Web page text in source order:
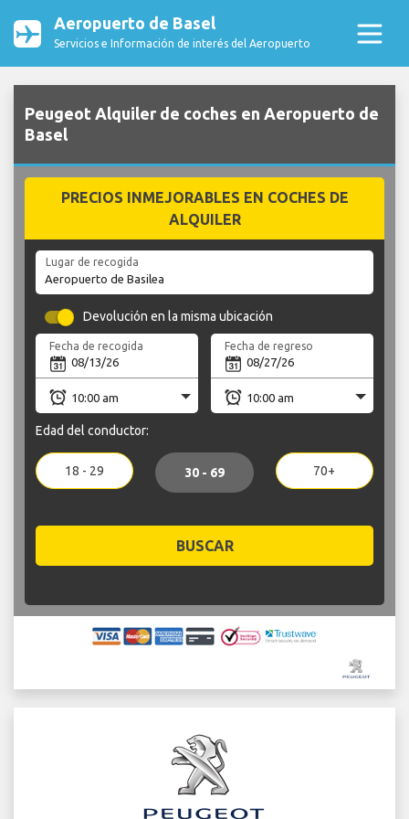
Aeropuerto de Basel
Servicios e Información de interés del Aeropuerto
Peugeot Alquiler de coches en Aeropuerto de
Basel
PRECIOS INMEJORABLES EN COCHES DE
ALQUILER
Lugar de recogida
Devolución en la misma ubicación
Fecha de recogida Fecha de regreso
Edad del conductor:
18 - 29 30 - 69 70+
BUSCAR